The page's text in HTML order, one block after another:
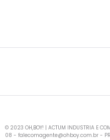
© 2023 OH,BOY! | ACTUM INDUSTRIA
08 - falecomagente@ohboy.com.br -